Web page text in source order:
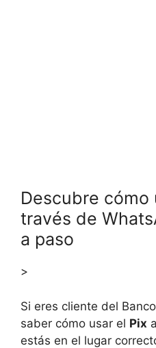
Descubre cómo
través de
a paso
>
Si eres cliente del
saber cómo usar el Pix
estás en el lugar